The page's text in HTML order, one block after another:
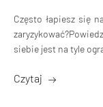
Często łapiesz się
siebie jest na tyle
Czytaj